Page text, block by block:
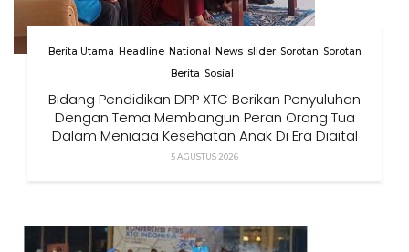
Berita Utama Headline National News slider Sorotan Sorotan
Berita Sosial
Bidang Pendidikan DPP XTC Berikan Penyuluhan
Dengan Tema Membangun Peran Orang Tua
Dalam Menjaga Kesehatan Anak Di Era Digital
5 AGUSTUS 2026